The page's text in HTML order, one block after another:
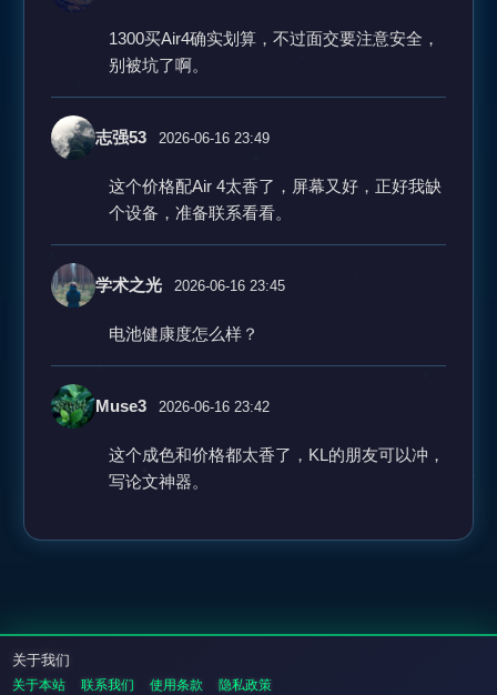
1300买Air4确实划算，不过面交要注意安全，
别被坑了啊。
志强53 2026-06-16 23:49
这个价格配Air 4太香了，屏幕又好，正好我缺
个设备，准备联系看看。
学术之光 2026-06-16 23:45
电池健康度怎么样？
Muse3 2026-06-16 23:42
这个成色和价格都太香了，KL的朋友可以冲，
写论文神器。
关于我们
关于本站 联系我们 使用条款 隐私政策